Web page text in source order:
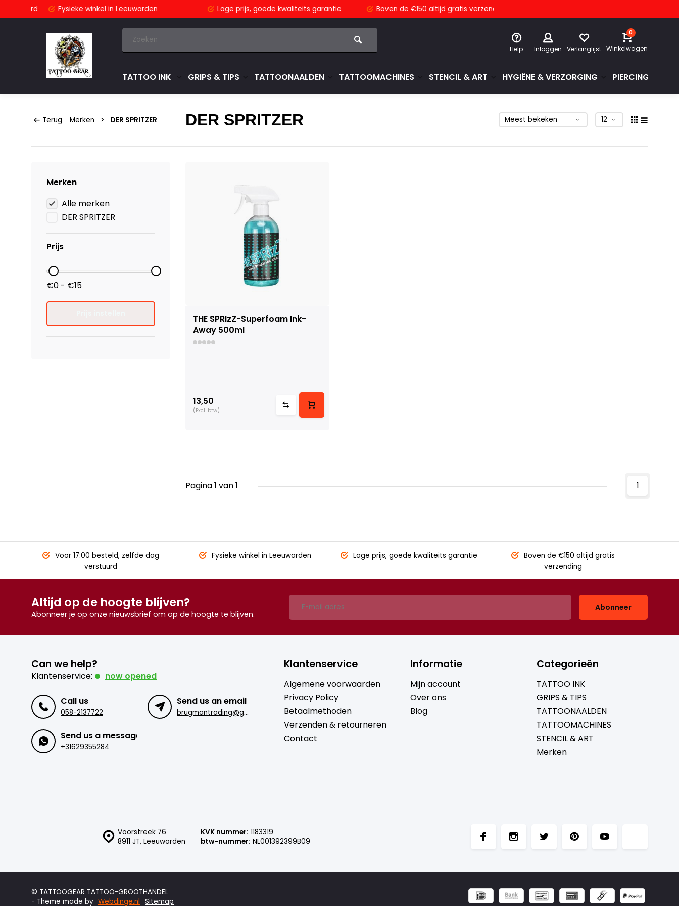
Fysieke winkelin Leeuwarden Lage prijs, goede kwaliteits garantie Boven de €150altijd gratis verzending
Help Inloggen Verlanglijst
0
Winkelwagen
TATTOO INK GRIPS & TIPS TATTOONAALDEN TATTOOMACHINES STENCIL & ART HYGIËNE & VERZORGING PIERCINGS &
Terug Merken DER SPRITZER DER SPRITZER
Merken
Alle merken
DER SPRITZER
Prijs
€0 - €15
THE SPRIzZ-Superfoam Ink-
Away 500ml
13,50
(Excl. btw)
Pagina 1 van 1 1
Voor 17:00 besteld, zelfde dag
verstuurd
Fysieke winkel in Leeuwarden Lage prijs, goede kwaliteits garantie Boven de €150 altijd gratis
verzending
Altijd op de hoogte blijven?
Abonneer je op onze nieuwsbrief om op de hoogte te blijven.
Abonneer
Can we help?
Klantenservice: now opened
Call us
058-2137722
Send us an email
b
rugmantrading@gmail.com
Send us a message
+31629355284
Klantenservice
Algemene voorwaarden
Privacy Policy
Betaalmethoden
Verzenden & retourneren
Contact
Informatie
Mijn account
Over ons
Blog
Categorieën
TATTOO INK
GRIPS & TIPS
TATTOONAALDEN
TATTOOMACHINES
STENCIL & ART
Merken
Voorstreek 76
8911 JT, Leeuwarden
KVK nummer: 1183319
btw-nummer: NL001392399B09
© TATTOOGEAR TATTOO-GROOTHANDEL
- Theme made by Webdinge.nl Sitemap